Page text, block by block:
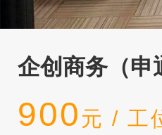
企创商务（申
900 元 / 工